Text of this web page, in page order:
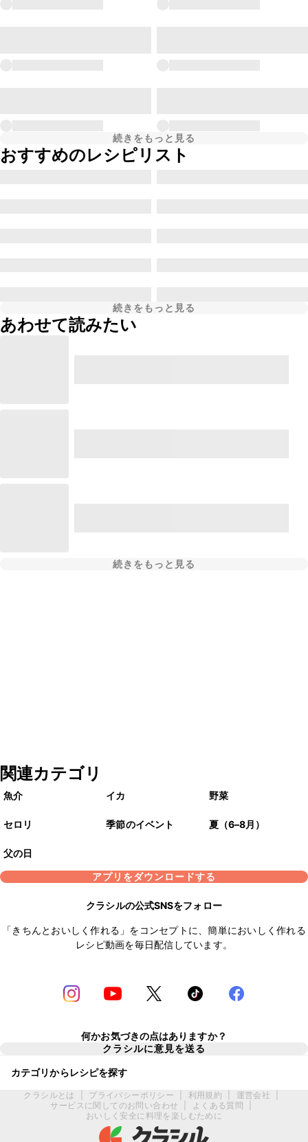
続きをもっと見る
おすすめのレシピリスト
続きをもっと見る
あわせて読みたい
続きをもっと見る
関連カテゴリ
魚介 イカ 野菜
セロリ 季節のイベント 夏（6–8月）
父の日
アプリをダウンロードする
クラシルの公式SNSをフォロー
「きちんとおいしく作れる」をコンセプトに、簡単においしく作れる
レシピ動画を毎日配信しています。
何かお気づきの点はありますか？
クラシルに意見を送る
カテゴリからレシピを探す
クラシルとは プライバシーポリシー 利用規約 運営会社
サービスに関してのお問い合わせ
よくある質問
おいしく安全に料理を楽しむために